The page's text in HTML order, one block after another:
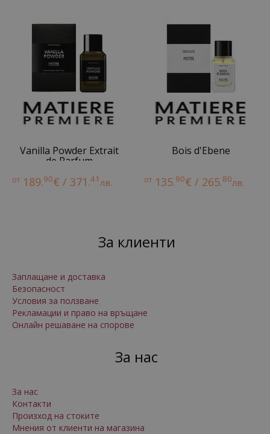
Vanilla Powder Extrait
de Parfum
от 189.90€ / 371.41лв.
Bois d'Ebene
от 135.90€ / 265.80лв.
За клиенти
Заплащане и доставка
Безопасност
Условия за ползване
Рекламации и право на връщане
Онлайн решаване на спорове
За нас
За нас
Контакти
Произход на стоките
Мнения от клиенти на магазина